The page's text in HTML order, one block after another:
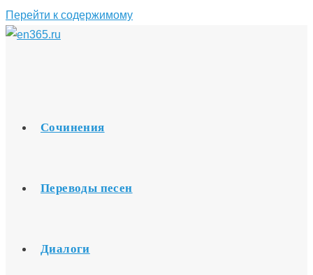
Перейти к содержимому
Сочинения
Переводы песен
Диалоги